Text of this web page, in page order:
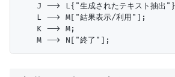
J --> L{"生成されたテキスト抽出
    L --> M["結果表示/利用"];
    K --> M;